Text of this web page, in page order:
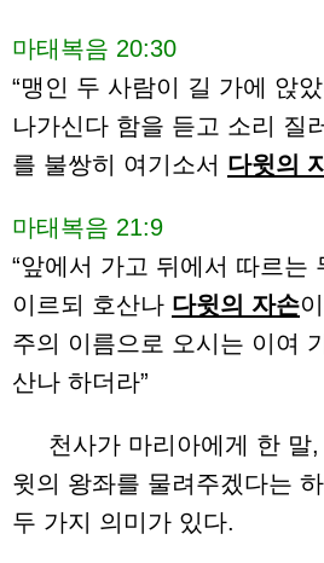
마태복음 20:30
“맹인 두 사람이 길 가에 앉
나가신다 함을 듣고 소리 질
를 불쌍히 여기소서 다윗의
마태복음 21:9
“앞에서 가고 뒤에서 따르는
이르되 호산나 다윗의 자손
주의 이름으로 오시는 이여
산나 하더라”
천사가 마리아에게 한 말
윗의 왕좌를 물려주겠다는
두 가지 의미가 있다.